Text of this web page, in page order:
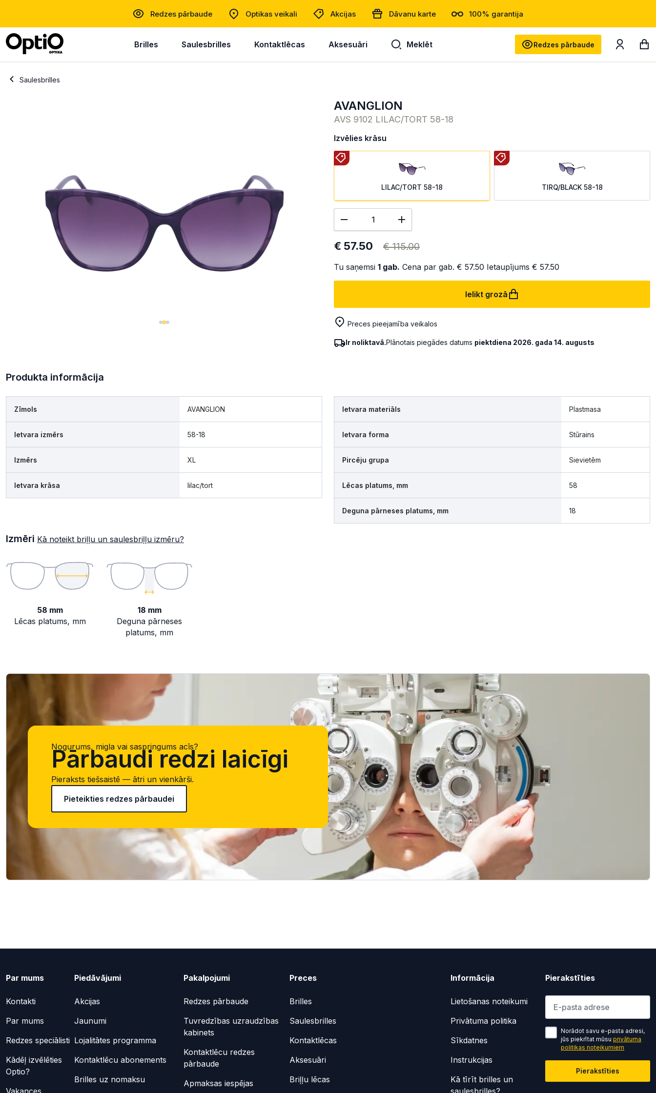
Redzes pārbaude Optikas veikali Akcijas Dāvanu karte 100% garantija
Brilles Saulesbrilles Kontaktlēcas Aksesuāri Meklēt Redzes pārbaude
Saulesbrilles
AVANGLION
AVS 9102 LILAC/TORT 58-18
Izvēlies krāsu
LILAC/TORT 58-18 TIRQ/BLACK 58-18
€ 57.50 € 115.00
Tu saņemsi 1 gab. Cena par gab. € 57.50 Ietaupījums € 57.50
Ielikt grozā
Preces pieejamība veikalos
Ir noliktavā.Plānotais piegādes datums piektdiena 2026. gada 14. augusts
Produkta informācija
Zīmols AVANGLION
Ietvara izmērs 58-18
Izmērs XL
Ietvara krāsa lilac/tort
Ietvara materiāls Plastmasa
Ietvara forma Stūrains
Pircēju grupa Sievietēm
Lēcas platums, mm 58
Deguna pārneses platums, mm 18
Izmēri Kā noteikt briļļu un saulesbriļļu izmēru?
58 mm
Lēcas platums, mm
18 mm
Deguna pārneses
platums, mm
Nogurums, migla vai saspringums acīs?
Pārbaudi redzi laicīgi
Pieraksts tiešsaistē — ātri un vienkārši.
Pieteikties redzes pārbaudei
Par mums
Kontakti
Par mums
Redzes speciālisti
Kādēļ izvēlēties
Optio?
Vakances
Piedāvājumi
Akcijas
Jaunumi
Lojalitātes programma
Kontaktlēcu abonements
Brilles uz nomaksu
Pakalpojumi
Redzes pārbaude
Tuvredzības uzraudzības
kabinets
Kontaktlēcu redzes
pārbaude
Apmaksas iespējas
Preces
Brilles
Saulesbrilles
Kontaktlēcas
Aksesuāri
Briļļu lēcas
Informācija
Lietošanas noteikumi
Privātuma politika
Sīkdatnes
Instrukcijas
Kā tīrīt brilles un
saulesbrilles?
Pierakstīties
Lūdzu ievadiet e-pasta adresi
Norādot savu e-pasta adresi,
jūs piekrītat mūsu privātuma
politikas noteikumiem
Pierakstīties